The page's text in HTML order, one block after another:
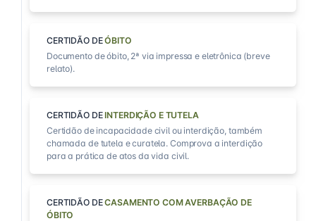
CERTIDÃO DEÓBITO
Documento de óbito, 2ª via impressa e eletrônica (breve
relato).
CERTIDÃO DEINTERDIÇÃO E TUTELA
Certidão de incapacidade civil ou interdição, também
chamada de tutela e curatela. Comprova a interdição
para a prática de atos da vida civil.
CERTIDÃO DECASAMENTO COM AVERBAÇÃO DE
ÓBITO